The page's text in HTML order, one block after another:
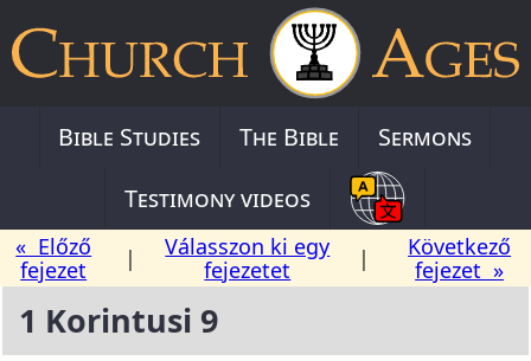
Bible Studies The Bible
Sermons
Testimony videos
« Előző
fejezet
|
Válasszon ki egy
fejezetet
|
Következő
fejezet »
1 Korintusi 9